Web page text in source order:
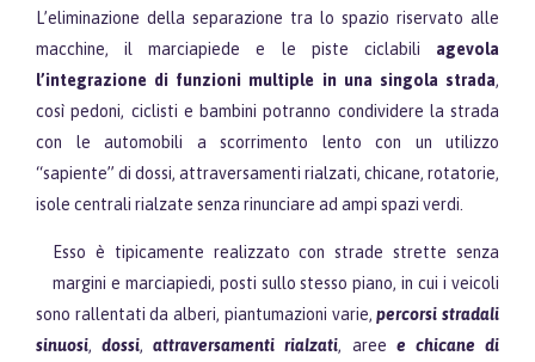
L’eliminazione della separazione tra lo spazio riservato alle
macchine, il marciapiede e le piste ciclabili agevola
l’integrazione di funzioni multiple in una singola strada,
così pedoni, ciclisti e bambini potranno condividere la strada
con le automobili a scorrimento lento con un utilizzo
“sapiente” di dossi, attraversamenti rialzati, chicane, rotatorie,
isole centrali rialzate senza rinunciare ad ampi spazi verdi.
Esso è tipicamente realizzato con strade strette senza
margini e marciapiedi, posti sullo stesso piano, in cui i veicoli
sono rallentati da alberi, piantumazioni varie,percorsi stradali
sinuosi,dossi,attraversamenti rialzati, aree e chicane di